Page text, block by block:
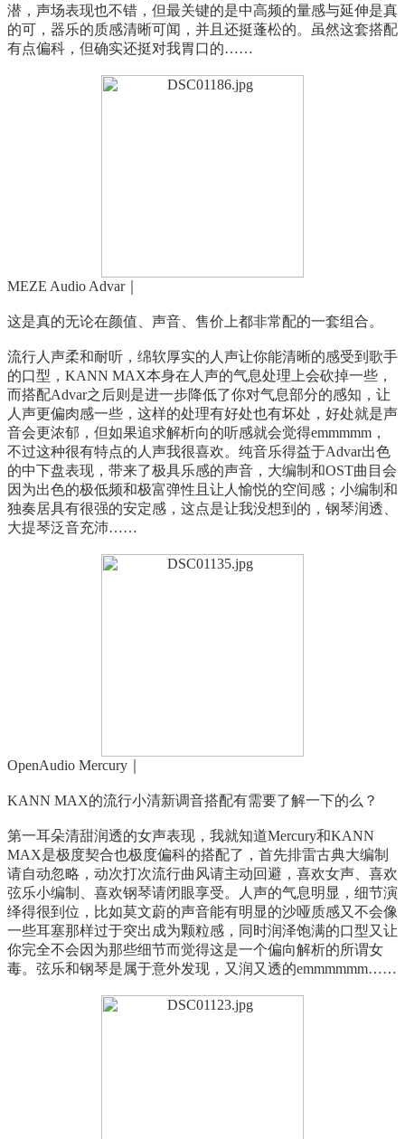
潜，声场表现也不错，但最关键的是中高频的量感与延伸是真
的可，器乐的质感清晰可闻，并且还挺蓬松的。虽然这套搭配
有点偏科，但确实还挺对我胃口的……
MEZE Audio Advar｜
这是真的无论在颜值、声音、售价上都非常配的一套组合。
流行人声柔和耐听，绵软厚实的人声让你能清晰的感受到歌手
的口型，KANN MAX本身在人声的气息处理上会砍掉一些，
而搭配Advar之后则是进一步降低了你对气息部分的感知，让
人声更偏肉感一些，这样的处理有好处也有坏处，好处就是声
音会更浓郁，但如果追求解析向的听感就会觉得emmmmm，
不过这种很有特点的人声我很喜欢。纯音乐得益于Advar出色
的中下盘表现，带来了极具乐感的声音，大编制和OST曲目会
因为出色的极低频和极富弹性且让人愉悦的空间感；小编制和
独奏居具有很强的安定感，这点是让我没想到的，钢琴润透、
大提琴泛音充沛……
OpenAudio Mercury｜
KANN MAX的流行小清新调音搭配有需要了解一下的么？
第一耳朵清甜润透的女声表现，我就知道Mercury和KANN
MAX是极度契合也极度偏科的搭配了，首先排雷古典大编制
请自动忽略，动次打次流行曲风请主动回避，喜欢女声、喜欢
弦乐小编制、喜欢钢琴请闭眼享受。人声的气息明显，细节演
绎得很到位，比如莫文蔚的声音能有明显的沙哑质感又不会像
一些耳塞那样过于突出成为颗粒感，同时润泽饱满的口型又让
你完全不会因为那些细节而觉得这是一个偏向解析的所谓女
毒。弦乐和钢琴是属于意外发现，又润又透的emmmmmm……